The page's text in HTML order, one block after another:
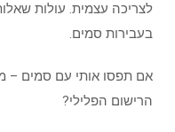
לצריכה עצמית. עולות
בעבירות סמים.
אם תפסו אותי עם סמים –
הרישום הפלילי?